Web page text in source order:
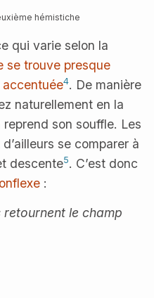
hémistiche
qui varie selon la
se trouve presque
accentuée4. De manière
naturellement en la
reprend son souffle. Les
se comparer à
descente5. C’est donc
:
retournent le champ